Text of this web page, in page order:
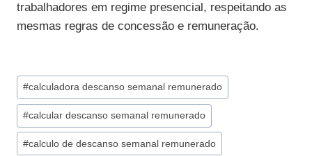
trabalhadores em regime presencial, respeitando as
mesmas regras de concessão e remuneração.
Tags
do
Post:
#calculadora descanso semanal remunerado
#calcular descanso semanal remunerado
#calculo de descanso semanal remunerado